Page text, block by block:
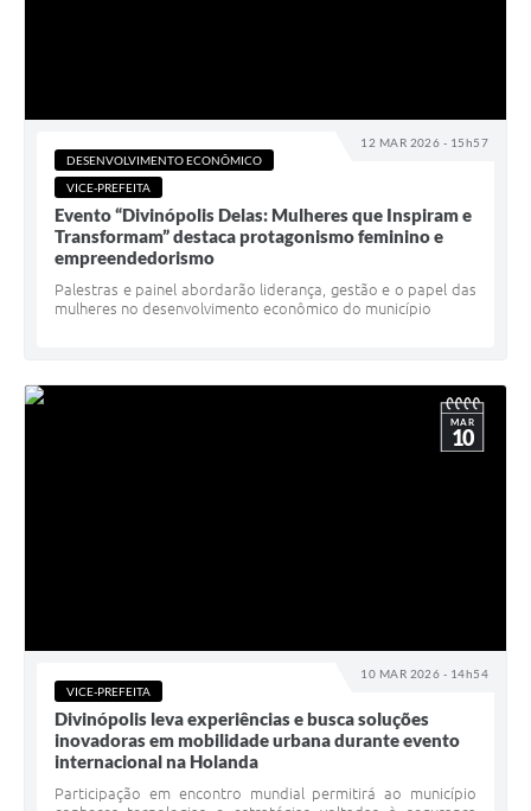
12 MAR 2026 - 15h57
DESENVOLVIMENTO ECONÔMICO
VICE-PREFEITA
Evento “Divinópolis Delas: Mulheres que Inspiram e
Transformam” destaca protagonismo feminino e
empreendedorismo
Palestras e painel abordarão liderança, gestão e o papel das
mulheres no desenvolvimento econômico do município
10 MAR 2026 - 14h54
MAR
10
VICE-PREFEITA
Divinópolis leva experiências e busca soluções
inovadoras em mobilidade urbana durante evento
internacional na Holanda
Participação em encontro mundial permitirá ao município